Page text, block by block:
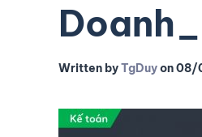
Written byTgDuyon08/